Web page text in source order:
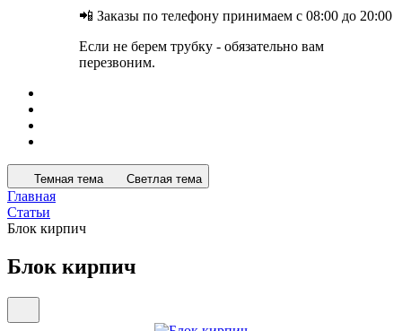
📲 Заказы по телефону принимаем с 08:00 до 20:00
Если не берем трубку - обязательно вам
перезвоним.
Темная тема Светлая тема
Главная
Статьи
Блок кирпич
Блок кирпич